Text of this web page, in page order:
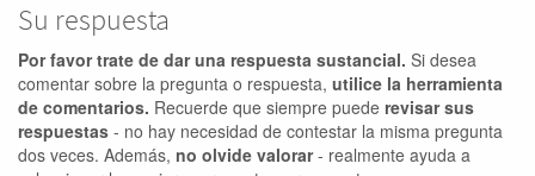
Su respuesta
Por favor trate de dar una respuesta sustancial. Si desea
comentar sobre la pregunta o respuesta, utilice la herramienta
de comentarios. Recuerde que siempre puede revisar sus
respuestas - no hay necesidad de contestar la misma pregunta
dos veces. Además, no olvide valorar- realmente ayuda a